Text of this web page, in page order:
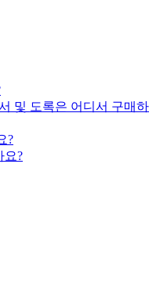
및 도록은 어디서 구매하
?
요?